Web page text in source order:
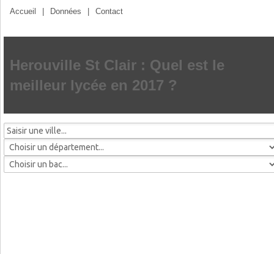
Accueil Données Contact
Herouville St Clair : Quel est le
meilleur lycée en 2017 ?